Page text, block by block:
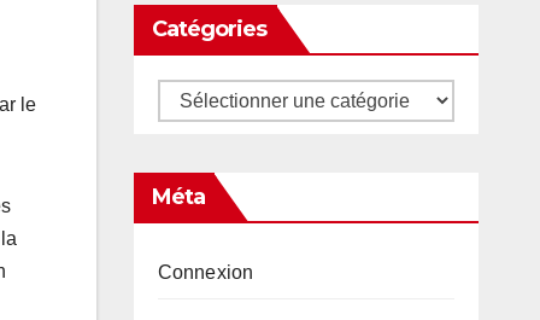
le
Catégories
Catégories
Méta
Connexion